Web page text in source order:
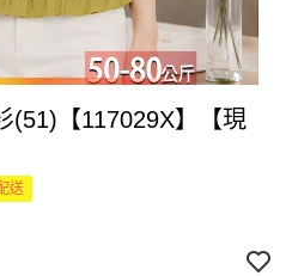
(51)【117029X】【現
送